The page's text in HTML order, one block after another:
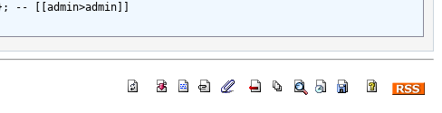
}; -- [[admin>admin]]